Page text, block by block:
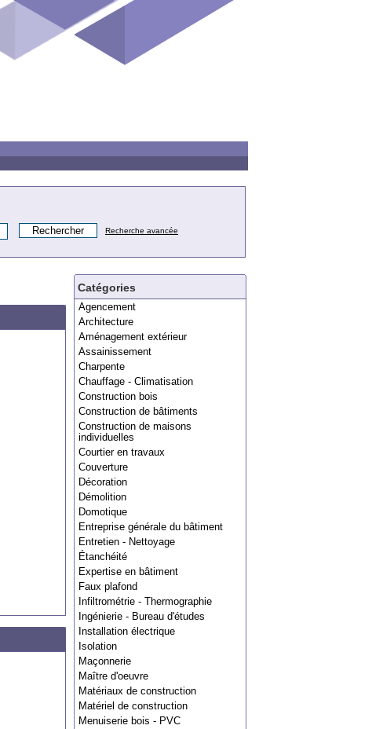
Recherche avancée
Catégories
Agencement
Architecture
Aménagement extérieur
Assainissement
Charpente
Chauffage - Climatisation
Construction bois
Construction de bâtiments
Construction de maisons
individuelles
Courtier en travaux
Couverture
Décoration
Démolition
Domotique
Entreprise générale du bâtiment
Entretien - Nettoyage
Étanchéité
Expertise en bâtiment
Faux plafond
Infiltrométrie - Thermographie
Ingénierie - Bureau d'études
Installation électrique
Isolation
Maçonnerie
Maître d'oeuvre
Matériaux de construction
Matériel de construction
Menuiserie bois - PVC